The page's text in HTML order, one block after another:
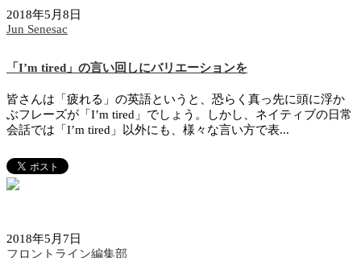
2018年5月8日
Jun Senesac
「I’m tired」の言い回しにバリエーションを
皆さんは「疲れる」の英語というと、恐らく真っ先に頭に浮か
ぶフレーズが「I’m tired」でしょう。しかし、ネイティブの日常
会話では「I’m tired」以外にも、様々な言い方で表...
2018年5月7日
フロントライン編集部